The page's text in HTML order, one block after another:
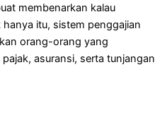
membenarkan kalau
itu, sistem penggajian
orang-orang yang
asuransi, serta tunjangan